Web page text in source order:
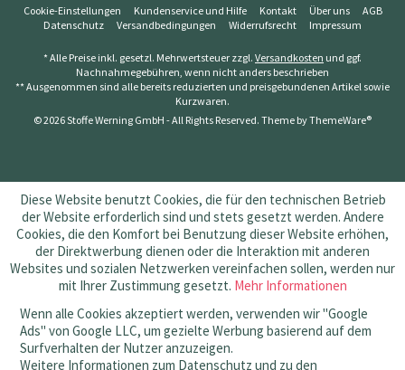
Cookie-Einstellungen Kundenservice und Hilfe Kontakt Über uns
AGB
Datenschutz
Versandbedingungen Widerrufsrecht Impressum
* Alle Preise inkl. gesetzl. Mehrwertsteuer zzgl. Versandkosten und ggf.
Nachnahmegebühren, wenn nicht anders beschrieben
** Ausgenommen sind alle bereits reduzierten und preisgebundenen Artikel sowie
Kurzwaren.
© 2026 Stoffe Werning GmbH - All Rights Reserved. Theme byThemeWare®
Diese Website benutzt Cookies, die für den technischen Betrieb
der Website erforderlich sind und stets gesetzt werden. Andere
Cookies, die den Komfort bei Benutzung dieser Website erhöhen,
der Direktwerbung dienen oder die Interaktion mit anderen
Websites und sozialen Netzwerken vereinfachen sollen, werden nur
mit Ihrer Zustimmung gesetzt. Mehr Informationen
Wenn alle Cookies akzeptiert werden, verwenden wir "Google
Ads" von Google LLC, um gezielte Werbung basierend auf dem
Surfverhalten der Nutzer anzuzeigen.
Weitere Informationen zum Datenschutz und zu den